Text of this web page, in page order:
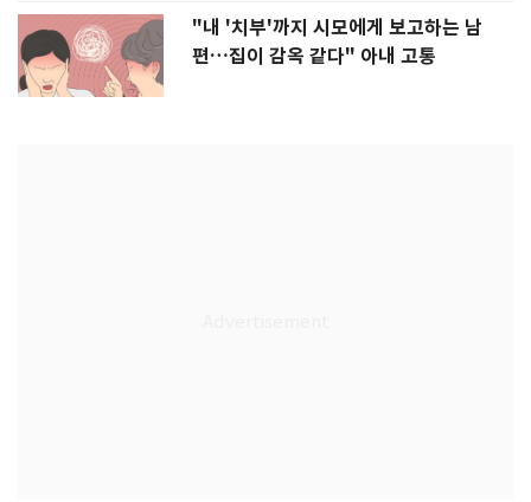
"내 '치부'까지 시모에게 보고하는 남
편…집이 감옥 같다" 아내 고통